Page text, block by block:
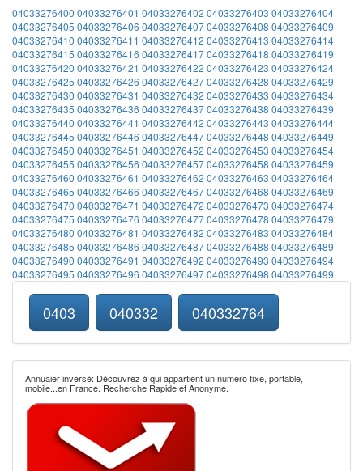
04033276400 04033276401 04033276402 04033276403 04033276404
04033276405 04033276406 0403327640704033276408 04033276409
04033276410 04033276411 04033276412 04033276413 04033276414
04033276415 04033276416 0403327641704033276418 04033276419
04033276420 04033276421 04033276422 04033276423 04033276424
04033276425 04033276426 0403327642704033276428 04033276429
04033276430 04033276431 04033276432 04033276433 04033276434
04033276435 04033276436 0403327643704033276438 04033276439
04033276440 04033276441 04033276442 04033276443 04033276444
04033276445 04033276446 0403327644704033276448 04033276449
04033276450 04033276451 04033276452 04033276453 04033276454
04033276455 04033276456 0403327645704033276458 04033276459
04033276460 04033276461 04033276462 04033276463 04033276464
04033276465 04033276466 0403327646704033276468 04033276469
04033276470 04033276471 04033276472 04033276473 04033276474
04033276475 04033276476 0403327647704033276478 04033276479
04033276480 04033276481 04033276482 04033276483 04033276484
04033276485 04033276486 0403327648704033276488 04033276489
04033276490 04033276491 04033276492 04033276493 04033276494
04033276495 04033276496 0403327649704033276498 04033276499
0403 040332 040332764
Annuaier inversé: Découvrez à qui appartient un numéro fixe, portable,
mobile...en France. Recherche Rapide et Anonyme.